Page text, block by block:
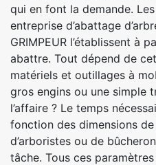
qui en font la demande.
entreprise d’abattage
GRIMPEUR l’établissent à
abattre. Tout dépend de
matériels et outillages à
gros engins ou une simple
l’affaire ? Le temps
fonction des dimensions
d’arboristes ou de
tâche. Tous ces